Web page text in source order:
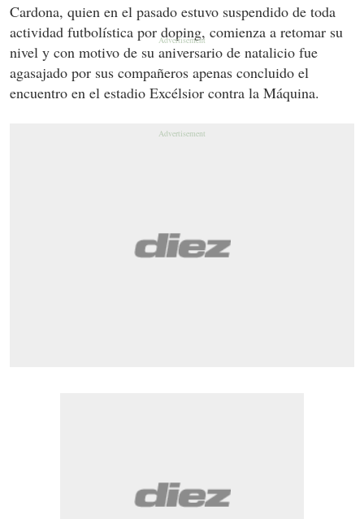
Cardona, quien en el pasado estuvo suspendido de toda
actividad futbolística por doping, comienza a retomar su
nivel y con motivo de su aniversario de natalicio fue
agasajado por sus compañeros apenas concluido el
encuentro en el estadio Excélsior contra la Máquina.